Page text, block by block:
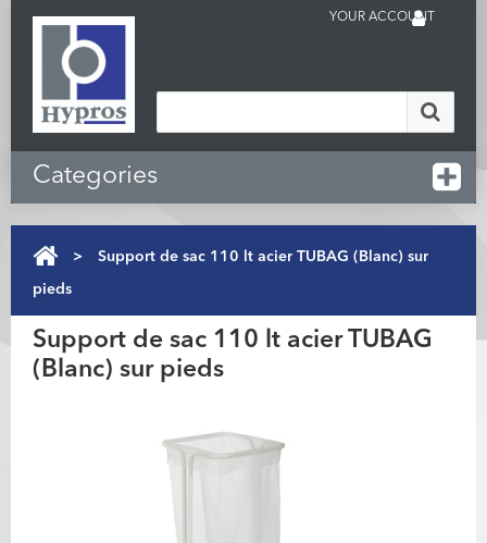
YOUR ACCOUNT
Categories
> Support de sac 110 lt acier TUBAG (Blanc) sur
pieds
Support de sac 110 lt acier TUBAG
(Blanc) sur pieds